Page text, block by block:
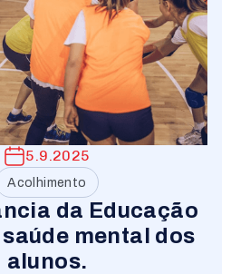
5.9.2025
Acolhimento
da Educação
mental dos
alunos.